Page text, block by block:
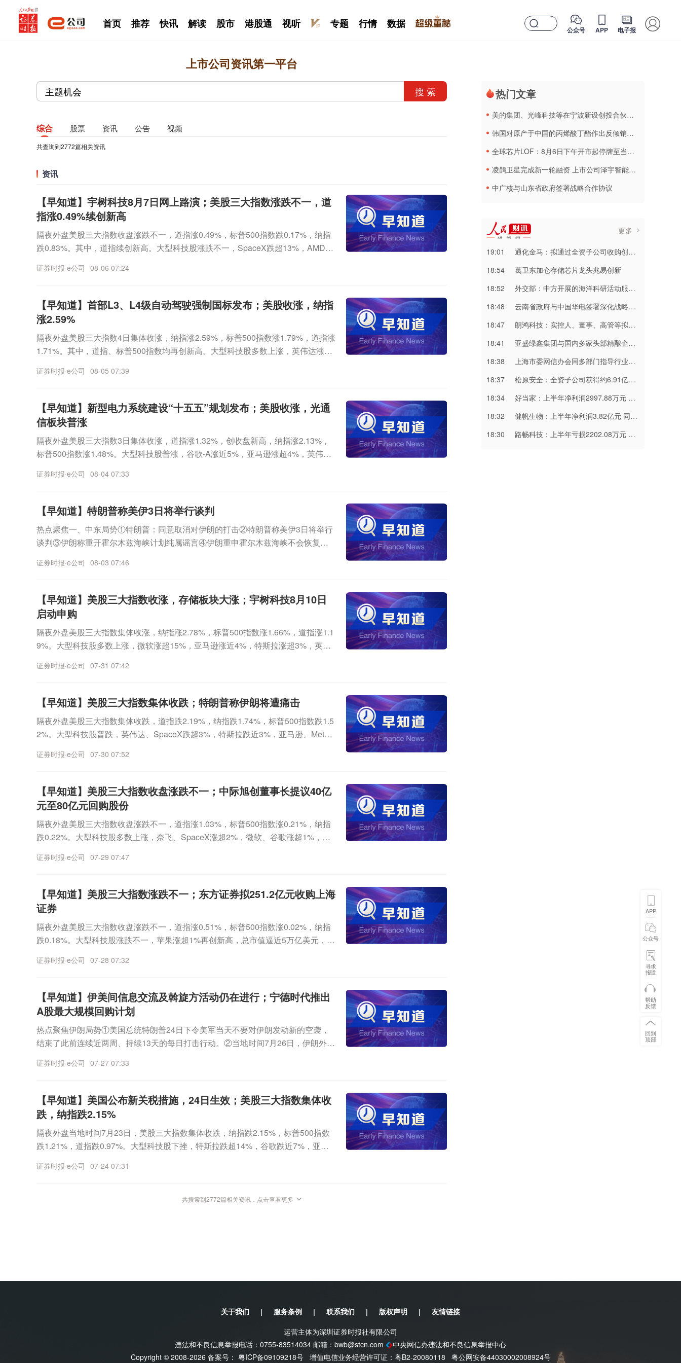
首页 推荐 快讯 解读 股市 港股通 视听 专题 行情 数据 公众号 APP 电子报
上市公司资讯第一平台
搜 索
综合 股票 资讯 公告 视频
共查询到2772篇相关资讯
资讯
【早知道】宇树科技8月7日网上路演；美股三大指数涨跌不一，道
指涨0.49%续创新高
隔夜外盘美股三大指数收盘涨跌不一，道指涨0.49%，标普500指数跌0.17%，纳指
跌0.83%。其中，道指续创新高。大型科技股涨跌不一，SpaceX跌超13%，AMD跌
6%，康菲石油、西方石油跌超2%。热门中概股多数下跌，纳斯达克中国金龙指数跌
易跌近2%。热点聚焦一、中东局势①伊朗副外长：霍尔木兹海峡新安排将关闭临时
航道②伊朗官员：“抵抗阵线”协调行动增强对美威慑③伊朗媒体称是否开放霍尔木兹
海峡取决于美方行为二、外交部：反对美方泛化国家安全概念 将坚定维护中企正当
合法权益2026年8月5日外交部发言人林剑答记者问。路透社记者：据报道，美国正
起草法规，禁止进口中国产新型光收发模块，同时准备对多晶硅及相关产品加征关
税并设置价格下限。鉴于美方此前对华为实施的制裁和限制，中国如何评估美国计
护主义提升不了美国的竞争力，美方做法严重阻碍中美企业正常经贸往来，不符合
包括美国企业及消费者在内的各方利益。中方将继续坚定维护中国企业的正当合法
理的H&H International Investment对泡泡玛特的多头持仓比例于7月30日从7.65%降
至5.55%。段永平的股份权益的百分率水平有所下降，原因是其交付了根据股本衍生
工具须交付的股份或款项。要闻精选公司新闻主题机会1、SpaceX携英伟达开发卫
armind卫星都将搭载英伟达Rubin GPU和Vera CPU，实现数据中心级太空计算能
力。英伟达也在社交媒体上确认了这项合作并表示："AI基础设施的下一个篇章，正
迈向AI计算从未涉足的疆域。”兴业证券认为，太空算力是指将计算资源部署在空间
平台上，通过卫星等太空基础设施实现数据的处理、分析和智能决策。当前“单星智
能”(星上自主处理)已相对成熟；“天数天算”(太空边缘计算)正从验证走向商业化，突
C行业进入新一轮景气周期AI服务器和新能源汽车需求持续释放，正推动多层片式陶
瓷电容器（MLCC）行业进入新一轮景气周期。近期MLCC头部厂商相继上调AI服务
器及车规级高端高容MLCC产品价格，进一步提振了市场对行业景气度的预期。银河
证券研报显示，MLCC在AI服务器中大规模应用，AI相关的高容MLCC用量大幅增
上，超高容MLCC产品需求旺盛但供给受限格局短期难以缓解，未来MLCC产业链有
证券时报·e公司 08-06 07:24
【早知道】首部L3、L4级自动驾驶强制国标发布；美股收涨，纳指
涨2.59%
隔夜外盘美股三大指数4日集体收涨，纳指涨2.59%，标普500指数涨1.79%，道指涨
1.71%。其中，道指、标普500指数均再创新高。大型科技股多数上涨，英伟达涨超
6.55%，ARM涨超17%，迈威尔科技、Coherent涨超12%，英特尔、闪迪涨超1
7%。热门中概股多数下跌，纳斯达克中国金龙指数跌0.35%。新东方跌超4%，哔哩
哔哩、微博、蔚来跌超1%。国际油价：国际油价4日大幅下跌。截至当天收盘，纽
约商品交易所9月交货的轻质原油期货价格下跌4.57美元，收于每桶75.77美元，跌
幅为5.69%；10月交货的伦敦布伦特原油期货价格下跌4.41美元，收于每桶79.36美
元，跌幅为5.26%。热点聚焦一、中东局势①美国务卿称有关重开霍尔木兹海峡的协
议尚未敲定②伊朗消息人士称伊方希望控制霍尔木兹海峡进港航运③伊朗：与阿曼就
65.54万户，环比下降7.3%。2026年A股合计新开户2281.67万户。三、首部L3、L4
要求》（GB 44721—2026）强制性国家标准近日由国家市场监督管理总局、国家标
准化管理委员会批准发布，拟于2027年7月1日起正式实施。据了解，该标准适用于
搭载L3级、L4级（高度自动驾驶）系统的M类和N类车辆，不适用于自动泊车系统。
为细化的技术要求，进一步明确不同级别产品的安全边界，完善用户使用告知、操
作培训等要求，创新性构建了统一的标准化试验场景体系，在保持核心技术要求与
国际法规协调一致的同时，更贴合我国道路交通环境与行业管理实际需要，更具有
落地实施的可行性。要闻精选公司新闻主题机会1、卫星互联网低轨卫星成功发射 商
业成长空间巨大4日16时52分，我国在海南商业航天发射场使用长征八号甲运载火
箭，成功将卫星互联网低轨23组卫星发射升空，卫星顺利进入预定轨道，发射任务
文旅等领域形成一批典型低空应用场景打开商业成长空间。2、自动驾驶安全要求国
标发布 护航行业健康发展据工业和信息化部8月4日消息，日前，工业和信息化部组
织制定并归口的《智能网联汽车自动驾驶系统安全要求》(GB44721-2026)强制性国
1日起正式实施。要求的发布实施，为自动驾驶产品明确了统一的安全准入基线，对
航产业健康可持续发展具有重要意义。下一步，工信部将扎实做好标准的宣贯解读
与实施执行，强化智能网联汽车产品准入管理，保障自动驾驶系统安全合规应用。
华龙证券认为，当前我国自动驾驶产业迈入“合规化量产、规范化竞争”的全新周期，
具备全栈自研能力的头部车企，有望依托长期算法迭代、千万级真实路况数据、自
建仿真测试平台与成熟安全体系等天然行业壁垒，在自动驾驶合规竞争后半程保持
优势。此外，看好自动驾驶强制国标执行后检测检验以及核心零部件等相关产业
链。财经日历
证券时报·e公司 08-05 07:39
【早知道】新型电力系统建设“十五五”规划发布；美股收涨，光通
信板块普涨
隔夜外盘美股三大指数3日集体收涨，道指涨1.32%，创收盘新高，纳指涨2.13%，
标普500指数涨1.48%。大型科技股普涨，谷歌-A涨近5%，亚马逊涨超4%，英伟达
9%。光通信板块普涨，Lumentum、Coherent涨逾9%，康宁涨超6%，Credo涨逾
奇艺涨超3%，百度、拼多多、虎牙涨超1%，网易、蔚来跌超1%。热点聚焦一、中
东局势①特朗普：与伊朗谈判正进行 分两阶段推进②伊朗：当前未与美谈判 数日内
无相关安排③伊朗高级官员：不允许美在霍尔木兹海峡开辟非伊朗航线④伊朗：拟设
置霍尔木兹海峡中间航线⑤埃及、卡塔尔和土耳其发表联合声明 谴责以色列在加沙
侵犯行为二、两部门印发《新型电力系统建设“十五五”规划》①新型电力系统建设“十
五五”规划：到2030年，生物质、光热、地热能、海洋能等发电装机达到6500万千瓦
左右③新型电力系统建设“十五五”规划：到2030年，形成支撑超过1.1亿辆电动汽车
充放电实现规模化应用三、时隔15年 日美再次联合干预汇市日本财务大臣片山皋月3
日发表声明称，日本已于美东时间7月31日与美国联合干预外汇市场，且不排除根据
市场情况追加干预措施。受此影响，日元汇率于3日一度达到1美元兑155日元区间。
1年东日本大地震后双方联合干预汇市以来，日美时隔15年再次联合干预汇市。要闻
精选公司新闻主题机会1、新型电力系统建设“十五五”规划出台 电力设备需求有望提
升国家发展改革委、国家能源局印发《新型电力系统建设“十五五”规划》。规划提
资源配置平台作用和服务功能充分发挥，非化石能源发电量占比达到50%，实现28
施网络。同时，强化配电网规划引领，推动配电网建设改造和智慧升级，加强市县
级配电网与新业态布局规划协同，升级配电网智能调控体系。加快推动“十四五”时期
已纳规输电通道尽早建成投运。到2030年，西电东送规模超过4.2亿千瓦。开展“沙戈
荒”等100%新能源外送输电工程试点。新型电网是新型电力系统最核心的“骨架与枢
纽”。据央视财经报道，“十五五”时期，国家电网特高压在建总体规模将为“十四五”期
键领域，有力保障沙戈荒、水风光等大基地清洁能源外送消纳。在新型电力系统建
商加码资本支出 AI服务器出货量预期增长近期，海内外头部云厂商集中发布二季度
财报并上修全年资本支出指引，AI（人工智能）算力基础设施建设进入全速扩容周
期。基于九大主流云厂商最新规划，集邦咨询8月3日更新产业预判，进一步上调202
6年全球AI服务器出货量同比增幅预期。此轮算力扩产力度超出市场预期。集邦咨询
8月3日更新行业预判数据，预计2026年九大云厂商合计资本支出规模将突破8867亿
美元，同比增幅接近90%。此外，集邦咨询上调2026年AI服务器出货年增长幅度，
从原先的28%更新为近31%。业内普遍认为，云厂商资本开支高增、AI服务器出货预
高速连接器，中游服务器ODM、机箱电源、液冷温控等细分赛道，将持续收获确定
性订单增量。
证券时报·e公司 08-04 07:33
【早知道】特朗普称美伊3日将举行谈判
热点聚焦一、中东局势①特朗普：同意取消对伊朗的打击②特朗普称美伊3日将举行
谈判③伊朗称重开霍尔木兹海峡计划纯属谣言④伊朗重申霍尔木兹海峡不会恢复至战
省盐城市对光伏行业开展价格合规指导，贯彻落实党中央、国务院关于深入整治“内
量发展。市场监管总局强调，光伏企业要充分认识当前行业发展形势，主动强化成
本核算管理，建立健全价格合规制度，全面开展自查自纠，树牢合规经营、理性竞
争理念，抵制恶性低价竞争，维护市场价格秩序。头部企业要发挥示范引领作用，
严格规范自身价格行为和竞争行为，为行业树立标杆。行业协会要依法加强自律，
做好《光伏行业成本核算模型通则》标准宣贯，引导光伏企业预防和制止低价倾销
等价格违法行为的发生。市场监管总局将坚持监管规范和促进发展并重，做好企业
仍不整改的经营主体，依法严肃处置。三、股票ETF7月吸金超4700亿元 宽基产品
体看，股票ETF中的宽基ETF和行业主题ETF合计吸金超4700亿元。其中，宽基指
数ETF成为资金买入的绝对主力，跟踪沪深300、中证A500等核心宽基指数的ETF均
获大幅加码，跟踪科创50、中证1000和创业板指等宽基ETF也呈现多点开花态势。
货币、商品及可转债ETF获得资金增配，信用债、利率债和跨境ETF则出现资金净流
出。要闻精选公司新闻主题机会一、万华化学等企业集中提价 聚氨酯产业链景气上
行7月下旬以来，全球聚氨酯原料市场迎来一轮密集涨价潮。国内万华化学，国际化
工巨头亨斯迈、巴斯夫接连对MDI、TDI产品发布调价函。受此影响，下游相关产业
链也同步上调产品价格。在装置集中检修、中东地缘局势升温与出口需求回暖的多
重因素推动下，聚氨酯行业景气度逐步回升。业内人士表示，MDI、TDI全球供给高
取决于中东局势变化、全球物流恢复进度，以及下游终端需求的承接力度。对于后
市，券商相关研报认为，2026年MDI盈利中枢已实现显著上移，地缘事件催化叠加
供需支撑下，MDI价格有望上行；TPU行业在成本支撑叠加需求稳增背景下，景气持
续回暖。二、第十二批集采开标 相关公司普遍预期利好市场开拓第12批国家药品集
企业普遍预期，此次拟中选以及后续的合同实施，将促进相关产品国内市场的开
功，覆盖抗感染、抗肿瘤、抗血栓、降血糖、降血压、降血脂、风湿免疫、消炎镇
痛等领域常用药品。全国共4.5万家医药机构报量，医药企业积极参与本次集采，32
7家企业的521个产品获得拟中选资格。湘财证券表示，当前集采已常态化推进至第1
2批，对二级市场的边际冲击已显著钝化，可重点关注新纳入品种可能对相关公司的
影响。同时，对于成功实现从仿制药向创新跃迁的公司而言，仿制药集采对报表的
证券时报·e公司 08-03 07:46
【早知道】美股三大指数收涨，存储板块大涨；宇树科技8月10日
启动申购
隔夜外盘美股三大指数集体收涨，纳指涨2.78%，标普500指数涨1.66%，道指涨1.1
9%。大型科技股多数上涨，微软涨超15%，亚马逊涨近4%，特斯拉涨超3%，英伟
6%，美光科技涨超18%，SK海力士涨超17%，Lumentum、西部数据涨超15%，A
5%。迅雷涨超8%，爱奇艺涨超4%，百度涨超2%，网易、阿里巴巴涨超1%。热点
聚焦伊朗局势①当地时间7月30日晚，伊朗军队发布公告称，军队使用无人机袭击了
美军位于巴林的谢赫伊萨空军基地的发电机、导航系统以及行政和后勤保障建筑。
公告表示，尽管美军基地拥有众多防御系统和装备，但近日针对该地区美军基地的
袭击，已对其装备和中心造成了重大破坏。②当地时间7月30日，美国中央司令部表
闻精选公司新闻主题机会AI算力火爆，存储产品和显卡价格持续攀升据央视财经报
道，随着AI算力的火爆，全球存储芯片市场正经历严重的供给短缺。统计发现，华强
在950元，涨幅132%;显卡方面，RTX5080从7月22日的8000元涨至12000元左右，
涨幅约50%。国金证券认为，AI大模型快速迭代，推升国产算力设计公司订单持续上
修，倒逼先进制程产能紧缺。2026年下半年中芯、华虹迎新一轮产能释放，多款国
国产刻蚀、薄膜、量检测等核心设备的需求刚性提升。
证券时报·e公司 07-31 07:42
【早知道】美股三大指数集体收跌；特朗普称伊朗将遭痛击
隔夜外盘美股三大指数集体收跌，道指跌2.19%，纳指跌1.74%，标普500指数跌1.5
2%。大型科技股普跌，英伟达、SpaceX跌超3%，特斯拉跌近3%，亚马逊、Meta
技跌近10%，Coherent跌超8%，Lumentum、闪迪跌逾7%，迈威尔科技跌超6%。
超3%，哔哩哔哩涨超2%，网易、唯品会涨超1%。热点聚焦伊朗局势①美国总统特
朗普在接受福克斯新闻频道记者电话采访时表示，在伊朗向驻中东美军发动导弹袭
击后，美国将进行强力报复。特朗普称，美国将“狠狠打击”伊朗，伊朗将遭到“痛
击”。特朗普还表示，美国在与沙特联合打击伊拉克境内受伊朗支持的什叶派民兵
前，曾与伊拉克方面进行协调。他还表示，并未排除进一步打击伊朗在该地区代理
人的可能性。②当地时间29日，美军中央司令部表示，美军继续执行对伊朗的封锁
吃紧，两大MLCC全球龙头大幅提价据报道，产能吃紧叠加原材料涨价，日韩两大M
LCC供应商一同开启了新一轮涨价。三星电机近日已向销售合作伙伴发出通知，自8
本太阳诱电同样也已经发出涨价通知，宣布自9月1日起出货的MLCC将涨价。多层陶
瓷电容器（MLCC）正从消费电子周期品，向以AI算力与汽车电子为核心的硬科技成
长品转型。AI服务器MLCC用量约为传统服务器的8至10倍。与此同时，汽车电动
测算，AI服务器MLCC市场正保持约80% 的年复合增速快速扩容。机构称，在行业
高景气周期加持下，叠加下游客户长期锁单、产能持续落地，国内MLCC上下游企业
将持续实现规模扩容与技术迭代的双重突破，加速抢占全球高端市场份额。
证券时报·e公司 07-30 07:52
【早知道】美股三大指数收盘涨跌不一；中际旭创董事长提议40亿
元至80亿元回购股份
隔夜外盘美股三大指数收盘涨跌不一，道指涨1.03%，标普500指数涨0.21%，纳指
跌0.22%。大型科技股多数上涨，奈飞、SpaceX涨超2%，微软、谷歌涨超1%，英
存储板块大跌，闪迪跌逾14%，康宁跌超12%，SK海力士、美光科技跌近9%，Lum
数上涨，纳斯达克中国金龙指数涨1.08%。汽车之家涨超7%，网易、京东涨超2%，
微博、新东方、蔚来、哔哩哔哩涨超1%。热点聚焦伊朗局势①当地时间28日，美军
中央司令部表示，美国东部时间当日下午5时45分，伊朗伊斯兰革命卫队从伊朗境内
发射多枚弹道导弹，“试图对驻中东地区的美军发动突然袭击”。②当地时间28日，以
色列总理内塔尼亚胡在社交媒体上表示，他刚刚结束了与美国总统特朗普之间一
次“极佳的会晤”。内塔尼亚胡表示，此次会谈体现了双方的“全面伙伴关系、相互支持
设施监测服务平台数据，截至2026年6月底，我国电动汽车充电基础设施（枪）总数
达到2305.7万个，同比增长43.2%。其中，公共充电设施（枪）500.9万个，同比增
为，预计在政策推动下，充电桩建设将会实现较快发展。
证券时报·e公司 07-29 07:47
【早知道】美股三大指数涨跌不一；东方证券拟251.2亿元收购上海
证券
隔夜外盘美股三大指数收盘涨跌不一，道指涨0.51%，标普500指数涨0.02%，纳指
跌0.18%。大型科技股涨跌不一，苹果涨超1%再创新高，总市值逼近5万亿美元，再
1%，英伟达跌近5%。AI硬件股普跌，费城半导体指数跌超2%，光通信、存储板块
跌超4%。热门中概股多数上涨，纳斯达克中国金龙指数涨2.51%。迅雷涨近5%，哔
哩哔哩涨超4%，网易涨超3%，阿里巴巴、京东涨超2%。热点聚焦伊朗局势①美国
总统特朗普27日称，他有足够的耐心和时间与伊朗达成协议，但如果达不成新的停
火协议，美国将恢复对伊朗军事打击。②当地时间7月27日，伊朗武装部队哈塔姆安
比亚中央总部发表声明称，美国在加剧地区不安全局势的同时，持续对伊朗实施非
法的海上封锁，并在过去三天里威胁伊朗沿海和领海的商船、油轮等。美国的这一
紧百川盈孚数据显示，7月27日，电解液关键原料碳酸亚乙烯酯(VC)加速上涨，单日
大涨10%，最新报价为22万元/吨，再创新高。上周7月23日，VC调涨11%。7月份
加量提升。VC是锂电池核心成膜添加剂，可提升电池循环寿命、高低温性能、安全
性。根据GGII，在下游排产持续高企背景下，快充及长循环性能的提升直接拉动VC
添加剂需求量增长。其中，三元电池中VC含量较之前提升了0.5-1个百分点，磷酸铁
错配有望延续。VC经过前几年的低迷期，新增产能较少。由于工艺和安全要求较
证券时报·e公司 07-28 07:32
【早知道】伊美间信息交流及斡旋方活动仍在进行；宁德时代推出
A股最大规模回购计划
热点聚焦伊朗局势①美国总统特朗普24日下令美军当天不要对伊朗发动新的空袭，
结束了此前连续近两周、持续13天的每日打击行动。②当地时间7月26日，伊朗外交
相关工作。要闻精选公司新闻主题机会视网膜芯片获准在欧上市，可帮助患者恢复
萎缩”（GA）患者恢复部分视力的视网膜芯片。这是美国脑机接口（BCI）公司首次
将相关设备大规模推向患者市场，也是该公司迈向脑机接口商业化的重要里程碑，
其长期目标是将脑植入设备推向市场。脑机接口是全球未来产业的重要赛道，而大
规模、高质量的脑电数据，是推动技术从实验室走向产业化的核心基础。随着技术
持续突破、政策支持力度加大及应用场景不断拓展，脑机接口领域有望在未来5-10
年内迎来爆发式增长，成为连接人类思维与外部世界的重要桥梁，重塑人机交互模
证券时报·e公司 07-27 07:33
【早知道】美国公布新关税措施，24日生效；美股三大指数集体收
跌，纳指跌2.15%
隔夜外盘当地时间7月23日，美股三大指数集体收跌，纳指跌2.15%，标普500指数
跌1.21%，道指跌0.97%。大型科技股下挫，特斯拉跌超14%，谷歌跌近7%，亚马
市走高，美光科技涨超3%，SK海力士涨超2%，闪迪小幅上涨。热点聚焦一、美国
易法》第301条，以所谓“强迫劳动”为名对数十个国家和地区加征10%至12.5%的关
体安排保持密切的沟通，并探讨推进各自300亿美元规模的对等降税的框架安排。中
方正在就相关降税安排建议，广泛地征求国内企业商协会、地方政府以及美资企业
商协会等利益相关方的意见。美方也在就贸易理事会及对等降税安排征求公众评论
意见。双方将保持密切交流，尽快商定具体产品降税安排，并推动实施，进一步拓
证券时报·e公司 07-24 07:31
共搜索到2772篇相关资讯，点击查看更多
热门文章
美的集团、光峰科技等在宁波新设创投合伙企业
韩国对原产于中国的丙烯酸丁酯作出反倾销终裁
全球芯片LOF：8月6日下午开市起停牌至当日收市
凌鹊卫星完成新一轮融资 上市公司泽宇智能战略入股
中广核与山东省政府签署战略合作协议
更多
19:01
通化金马：拟通过全资子公司收购创新型药企八加一控股权
18:54
葛卫东加仓存储芯片龙头兆易创新
18:52
外交部：中方开展的海洋科研活动服务于和平目的
18:48
云南省政府与中国华电签署深化战略合作协议
18:47
朗鸿科技：实控人、董事、高管等拟合计减持不超1.994%股份
18:41
亚盛绿鑫集团与国内多家头部精酿企业洽谈交流
18:38
上海市委网信办会同多部门指导行业协会制定汽车行业“合规公约”
18:37
松原安全：全资子公司获得约6.91亿元项目定点
18:34
好当家：上半年净利润2997.88万元 同比增长21.74%
18:32
健帆生物：上半年净利润3.82亿元 同比下降1.99%
18:30
路畅科技：上半年亏损2202.08万元 同比减亏
APP
公众号
寻求
报道
帮助
反馈
回到
顶部
关于我们 | 服务条例 | 联系我们 | 版权声明 |
友情链接
运营主体为深圳证券时报社有限公司
违法和不良信息举报电话：0755-83514034 邮箱： bwb@stcn.com
中央网信办违法和不良信息举报中心
Copyright © 2008-2026 备案号： 粤ICP备09109218号 增值电信业务经营许可证：粤B2-20080118 粤公网安备44030002008924号